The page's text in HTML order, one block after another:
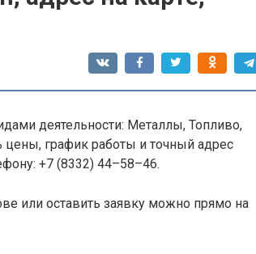
деятельности: Металлы, Топливо,
график работы и точный адрес
+7 (8332) 44–58–46.
или оставить заявку можно прямо на